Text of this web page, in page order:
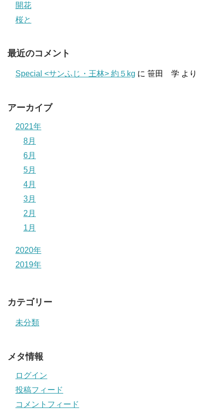
開花
桜と
最近のコメント
Special <サンふじ・王林> 約５kg に 笹田 学 より
アーカイブ
2021年
8月
6月
5月
4月
3月
2月
1月
2020年
2019年
カテゴリー
未分類
メタ情報
ログイン
投稿フィード
コメントフィード